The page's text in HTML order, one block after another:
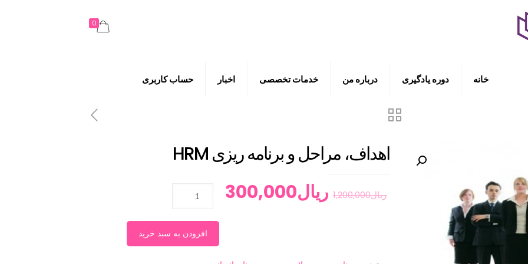
خانه دوره یادگیری درباره من خدمات تخصصی اخبار حساب کاربری
0
اهداف، مراحل و برنامه ریزی HRM
ریال1,200,000 ریال300,000
افزودن به سبد خرید